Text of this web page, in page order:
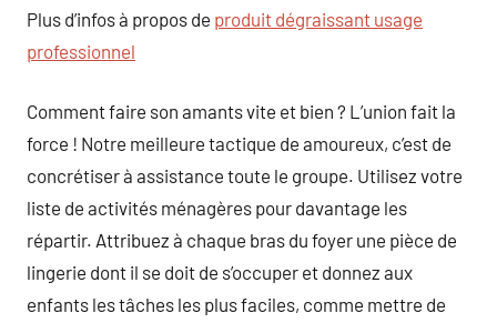
Plus d’infos à propos de produit dégraissant usage
professionnel
Comment faire son amants vite et bien ? L’union fait la
force ! Notre meilleure tactique de amoureux, c’est de
concrétiser à assistance toute le groupe. Utilisez votre
liste de activités ménagères pour davantage les
répartir. Attribuez à chaque bras du foyer une pièce de
lingerie dont il se doit de s’occuper et donnez aux
enfants les tâches les plus faciles, comme mettre de